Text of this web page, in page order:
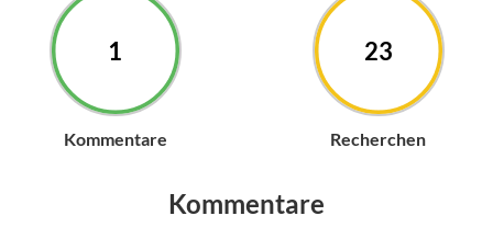
1
Kommentare
23
Recherchen
Kommentare